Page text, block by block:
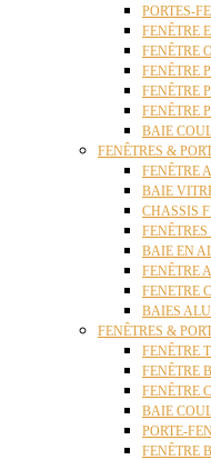
PORTES-
FENÊTRE
FENÊTRE
FENÊTRE
FENÊTRE
FENÊTRE
BAIE
FENÊTRES &
FENÊTRE
BAIE
CHASSIS
BAIE EN
FENÊTRE
FENETRE
BAIES
FENÊTRES &
FENÊTRE
FENÊTRE
FENÊTRE
BAIE
PORTE-
FENÊTRE